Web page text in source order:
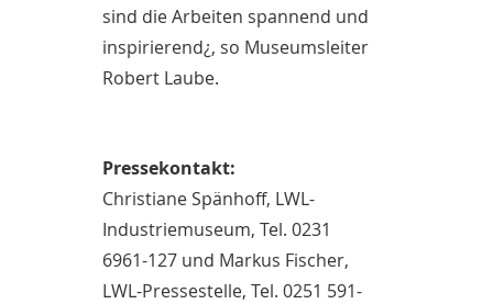
sind die Arbeiten spannend und
inspirierend¿, so Museumsleiter
Robert Laube.
Pressekontakt:
Christiane Spänhoff, LWL-
Industriemuseum, Tel. 0231
6961-127 und Markus Fischer,
LWL-Pressestelle, Tel. 0251 591-